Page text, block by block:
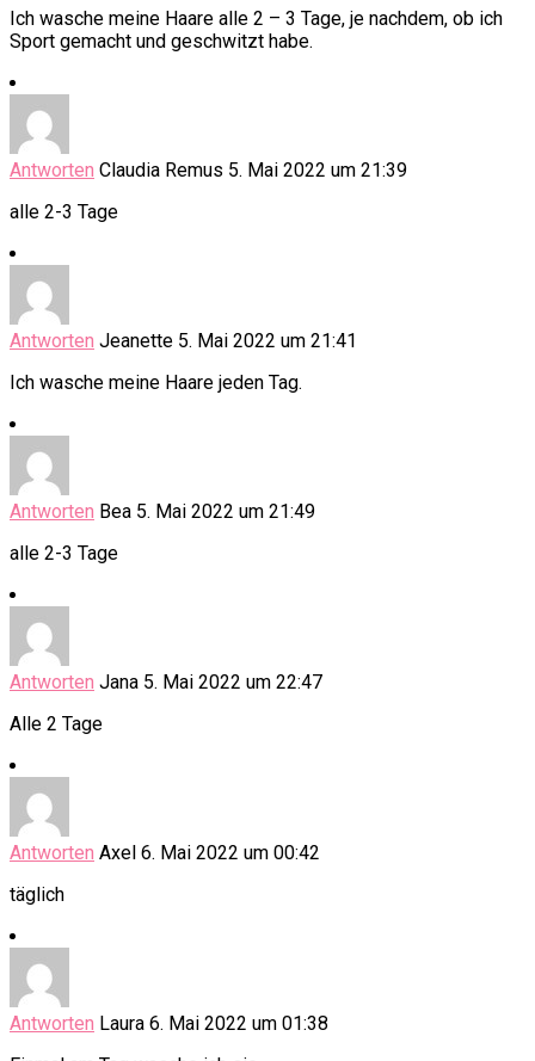
Ich wasche meine Haare alle 2 – 3 Tage, je nachdem, ob ich
Sport gemacht und geschwitzt habe.
Antworten Claudia Remus 5. Mai 2022 um 21:39
alle 2-3 Tage
Antworten Jeanette 5. Mai 2022 um 21:41
Ich wasche meine Haare jeden Tag.
Antworten Bea 5. Mai 2022 um 21:49
alle 2-3 Tage
Antworten Jana 5. Mai 2022 um 22:47
Alle 2 Tage
Antworten Axel 6. Mai 2022 um 00:42
täglich
Antworten Laura 6. Mai 2022 um 01:38